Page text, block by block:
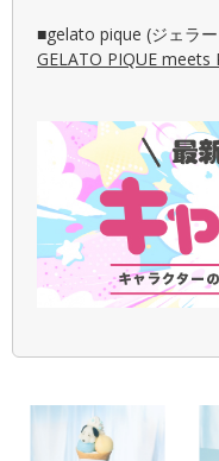
■gelato pique (ジェラ
GELATO PIQUE meets